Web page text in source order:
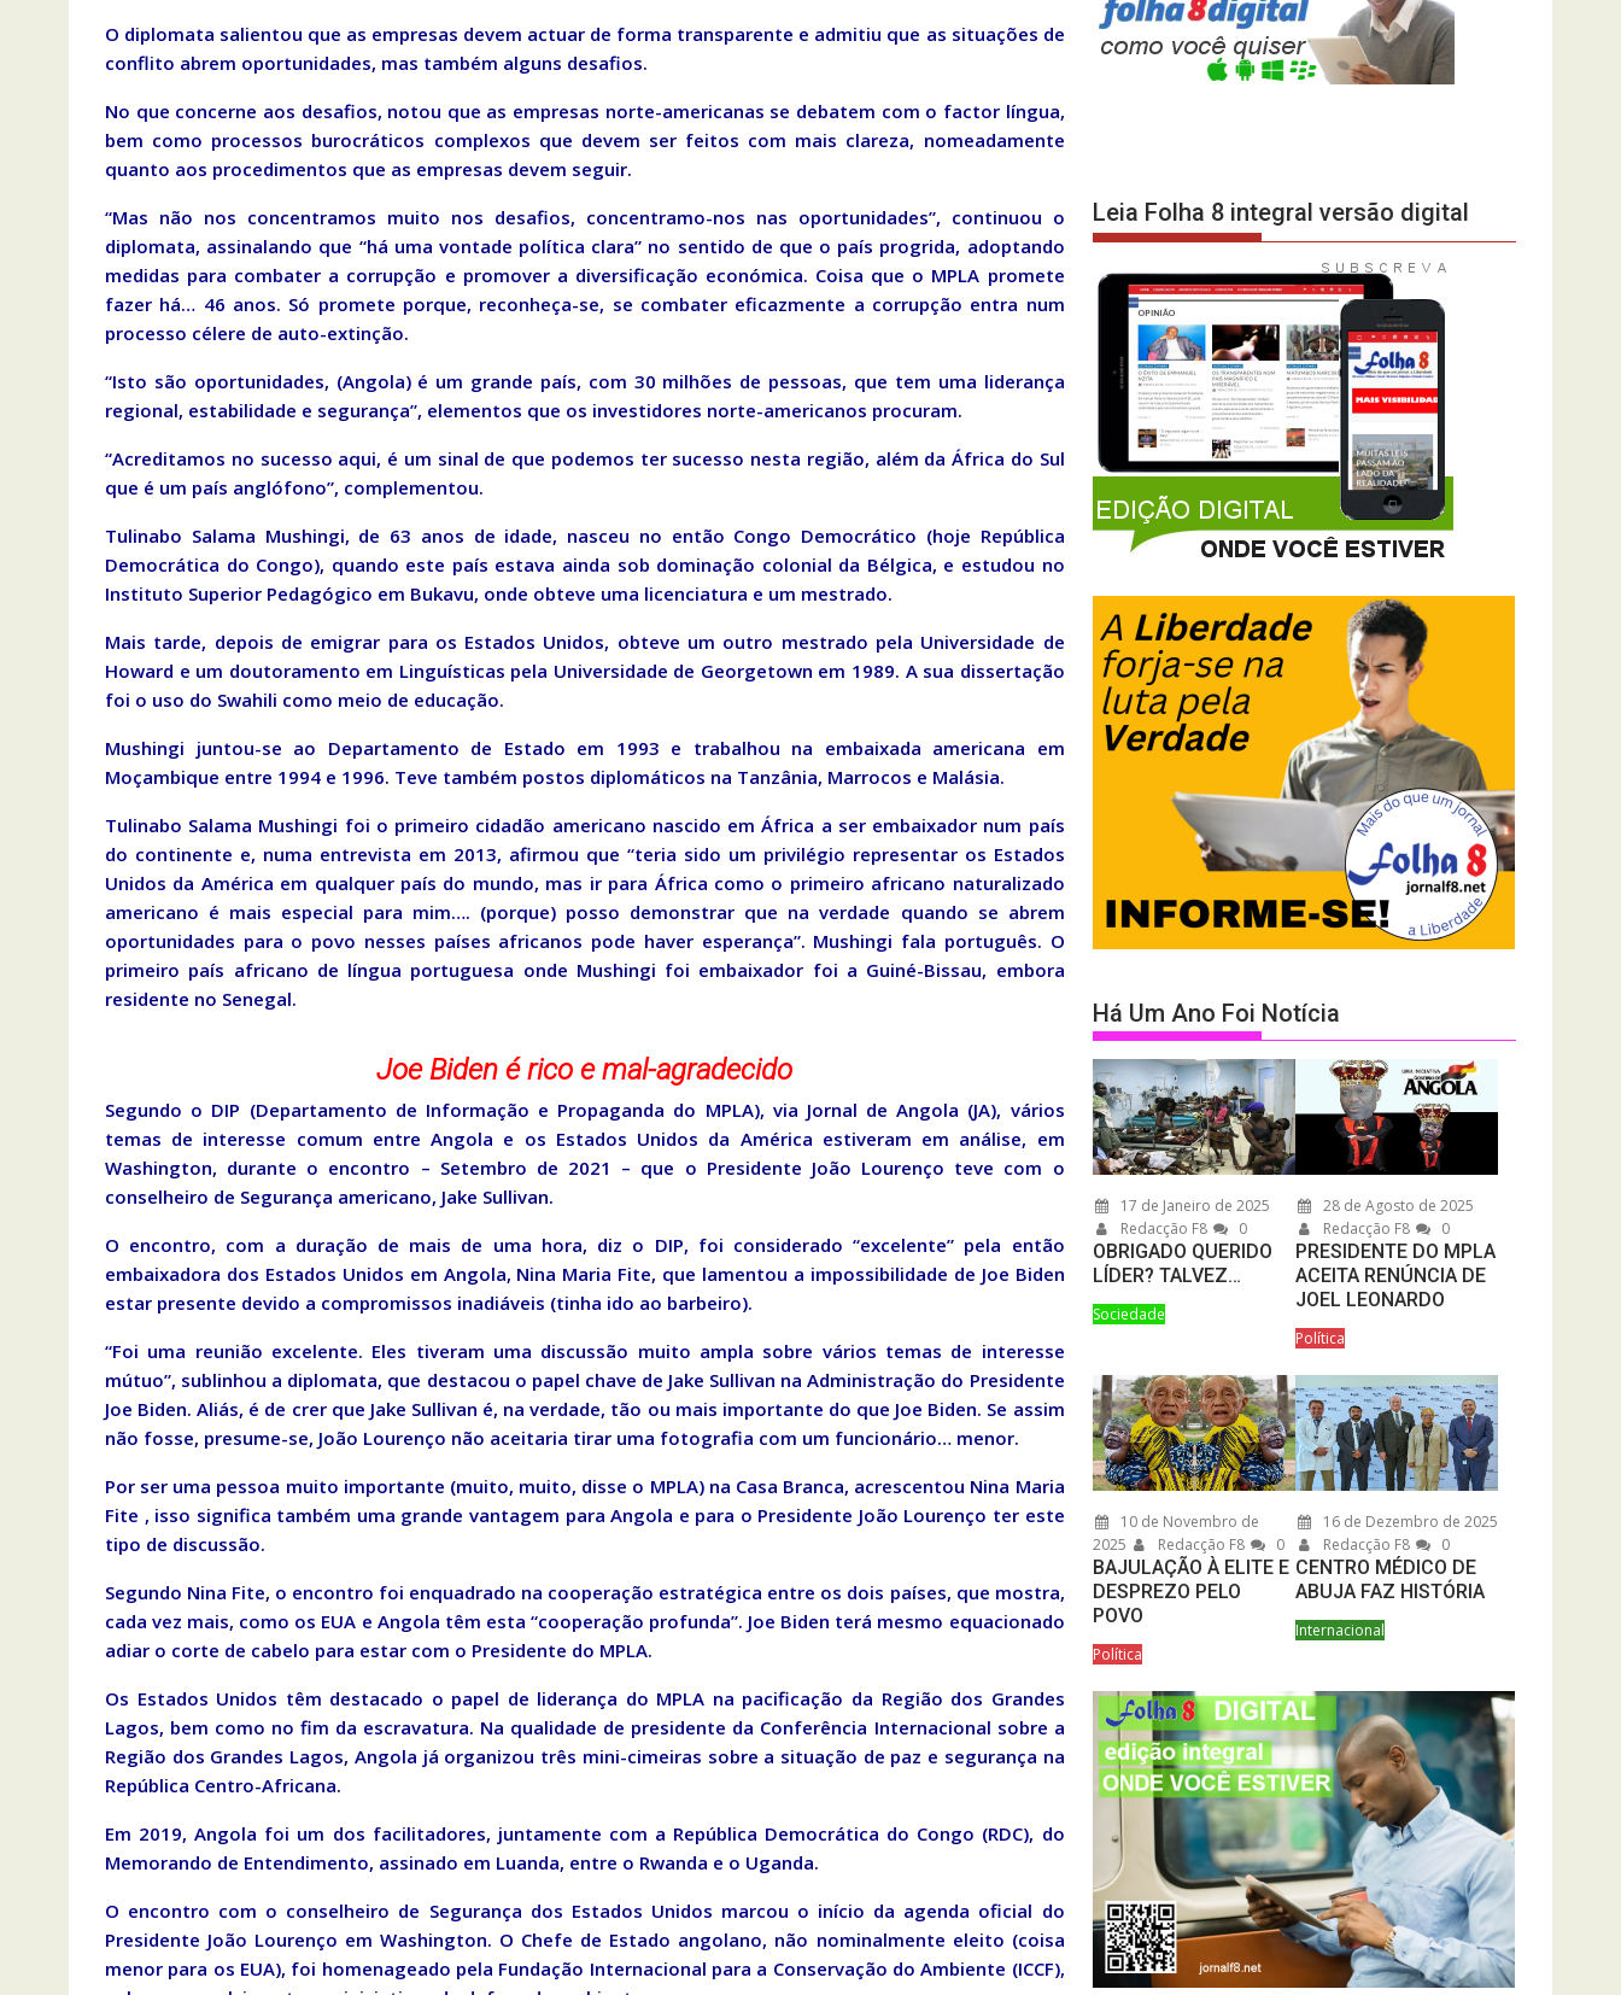
O diplomata salientou que as empresas devem actuar de forma transparente e admitiu que as situações de
conflito abrem oportunidades, mas também alguns desafios.
No que concerne aos desafios, notou que as empresas norte-americanas se debatem com o factor língua,
bem como processos burocráticos complexos que devem ser feitos com mais clareza, nomeadamente
quanto aos procedimentos que as empresas devem seguir.
“Mas não nos concentramos muito nos desafios, concentramo-nos nas oportunidades”, continuou o
diplomata, assinalando que “há uma vontade política clara” no sentido de que o país progrida, adoptando
medidas para combater a corrupção e promover a diversificação económica. Coisa que o MPLA promete
fazer há… 46 anos. Só promete porque, reconheça-se, se combater eficazmente a corrupção entra num
processo célere de auto-extinção.
“Isto são oportunidades, (Angola) é um grande país, com 30 milhões de pessoas, que tem uma liderança
regional, estabilidade e segurança”, elementos que os investidores norte-americanos procuram.
“Acreditamos no sucesso aqui, é um sinal de que podemos ter sucesso nesta região, além da África do Sul
que é um país anglófono”, complementou.
Tulinabo Salama Mushingi, de 63 anos de idade, nasceu no então Congo Democrático (hoje República
Democrática do Congo), quando este país estava ainda sob dominação colonial da Bélgica, e estudou no
Instituto Superior Pedagógico em Bukavu, onde obteve uma licenciatura e um mestrado.
Mais tarde, depois de emigrar para os Estados Unidos, obteve um outro mestrado pela Universidade de
Howard e um doutoramento em Linguísticas pela Universidade de Georgetown em 1989. A sua dissertação
foi o uso do Swahili como meio de educação.
Mushingi juntou-se ao Departamento de Estado em 1993 e trabalhou na embaixada americana em
Moçambique entre 1994 e 1996. Teve também postos diplomáticos na Tanzânia, Marrocos e Malásia.
Tulinabo Salama Mushingi foi o primeiro cidadão americano nascido em África a ser embaixador num país
do continente e, numa entrevista em 2013, afirmou que “teria sido um privilégio representar os Estados
Unidos da América em qualquer país do mundo, mas ir para África como o primeiro africano naturalizado
americano é mais especial para mim…. (porque) posso demonstrar que na verdade quando se abrem
oportunidades para o povo nesses países africanos pode haver esperança”. Mushingi fala português. O
primeiro país africano de língua portuguesa onde Mushingi foi embaixador foi a Guiné-Bissau, embora
residente no Senegal.
Joe Biden é rico e mal-agradecido
Segundo o DIP (Departamento de Informação e Propaganda do MPLA), via Jornal de Angola (JA), vários
temas de interesse comum entre Angola e os Estados Unidos da América estiveram em análise, em
Washington, durante o encontro – Setembro de 2021 – que o Presidente João Lourenço teve com o
conselheiro de Segurança americano, Jake Sullivan.
O encontro, com a duração de mais de uma hora, diz o DIP, foi considerado “excelente” pela então
embaixadora dos Estados Unidos em Angola, Nina Maria Fite, que lamentou a impossibilidade de Joe Biden
estar presente devido a compromissos inadiáveis (tinha ido ao barbeiro).
“Foi uma reunião excelente. Eles tiveram uma discussão muito ampla sobre vários temas de interesse
mútuo”, sublinhou a diplomata, que destacou o papel chave de Jake Sullivan na Administração do Presidente
Joe Biden. Aliás, é de crer que Jake Sullivan é, na verdade, tão ou mais importante do que Joe Biden. Se assim
não fosse, presume-se, João Lourenço não aceitaria tirar uma fotografia com um funcionário… menor.
Por ser uma pessoa muito importante (muito, muito, disse o MPLA) na Casa Branca, acrescentou Nina Maria
Fite , isso significa também uma grande vantagem para Angola e para o Presidente João Lourenço ter este
tipo de discussão.
Segundo Nina Fite, o encontro foi enquadrado na cooperação estratégica entre os dois países, que mostra,
cada vez mais, como os EUA e Angola têm esta “cooperação profunda”. Joe Biden terá mesmo equacionado
adiar o corte de cabelo para estar com o Presidente do MPLA.
Os Estados Unidos têm destacado o papel de liderança do MPLA na pacificação da Região dos Grandes
Lagos, bem como no fim da escravatura. Na qualidade de presidente da Conferência Internacional sobre a
Região dos Grandes Lagos, Angola já organizou três mini-cimeiras sobre a situação de paz e segurança na
República Centro-Africana.
Em 2019, Angola foi um dos facilitadores, juntamente com a República Democrática do Congo (RDC), do
Memorando de Entendimento, assinado em Luanda, entre o Rwanda e o Uganda.
O encontro com o conselheiro de Segurança dos Estados Unidos marcou o início da agenda oficial do
Presidente João Lourenço em Washington. O Chefe de Estado angolano, não nominalmente eleito (coisa
menor para os EUA), foi homenageado pela Fundação Internacional para a Conservação do Ambiente (ICCF),
Leia Folha 8 integral versão digital
Há Um Ano Foi Notícia
17 de Janeiro de 2025
Redacção F8
0
OBRIGADO QUERIDO
LÍDER? TALVEZ…
Sociedade
28 de Agosto de 2025
Redacção F8
0
PRESIDENTE DO MPLA
ACEITA RENÚNCIA DE
JOEL LEONARDO
Política
10 de Novembro de
2025
Redacção F8 0
BAJULAÇÃO À ELITE E
DESPREZO PELO
POVO
Política
16 de Dezembro de 2025
Redacção F8
0
CENTRO MÉDICO DE
ABUJA FAZ HISTÓRIA
Internacional